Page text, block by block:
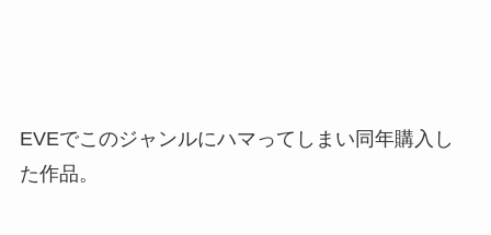
EVEでこのジャンルにハマってしまい同年購入し
た作品。